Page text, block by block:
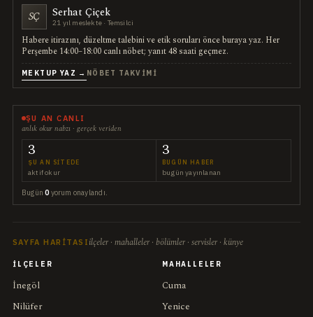
SÇ Serhat Çiçek
21 yıl meslekte · Temsilci
Habere itirazını, düzeltme talebini ve etik soruları önce buraya yaz. Her
Perşembe 14:00–18:00 canlı nöbet; yanıt 48 saati geçmez.
MEKTUP YAZ → NÖBET TAKVIMI
ŞU AN CANLI
anlık okur nabzı · gerçek veriden
3
ŞU AN SITEDE
aktif okur
3
BUGÜN HABER
bugün yayınlanan
Bugün0 yorum onaylandı.
SAYFA HARITASI ilçeler · mahalleler · bölümler · servisler · künye
İLÇELER
İnegöl
Nilüfer
MAHALLELER
Cuma
Yenice